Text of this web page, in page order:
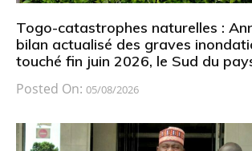
Togo-catastrophes naturelles :
bilan actualisé des graves
touché fin juin 2026, le Sud du
Posted On: 05/08/2026